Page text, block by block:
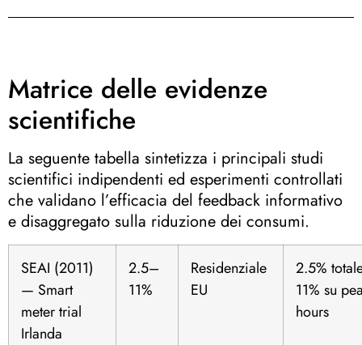
Matrice delle evidenze
scientifiche
La seguente tabella sintetizza i principali studi
scientifici indipendenti ed esperimenti controllati
che validano l’efficacia del feedback informativo
e disaggregato sulla riduzione dei consumi.
SEAI (2011)
— Smart
meter trial
Irlanda
2.5–
11%
Residenziale
EU
2.5%
11% su
hours